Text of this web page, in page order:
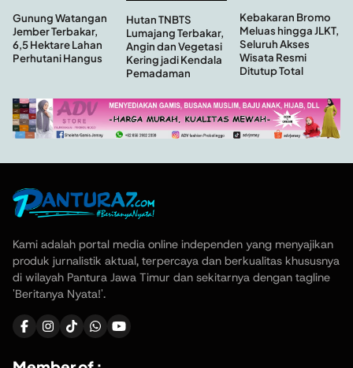
Gunung Watangan
Jember Terbakar,
6,5 Hektare Lahan
Perhutani Hangus
Hutan TNBTS
Lumajang Terbakar,
Angin dan Vegetasi
Kering jadi Kendala
Pemadaman
Kebakaran Bromo
Meluas hingga JLKT,
Seluruh Akses
Wisata Resmi
Ditutup Total
Kami adalah portal media online independen yang menyajikan
produk jurnalistik aktual, terpercaya dan berkualitas khususnya
di wilayah Pantura Jawa Timur dan sekitarnya dengan tagline
'Beritanya Nyata!'.